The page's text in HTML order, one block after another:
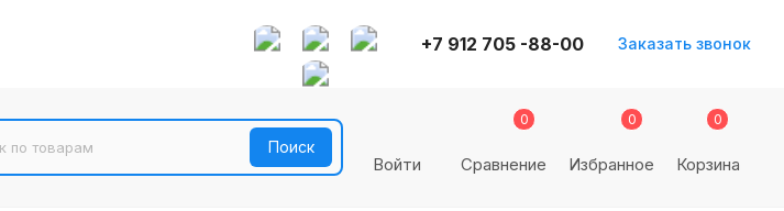
+7 912 705 -88-00 Заказать звонок
Войти
0
Сравнение
0
Избранное
0
Корзина